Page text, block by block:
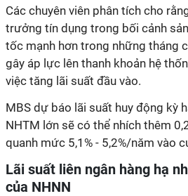
Các chuyên viên phân tích cho
trưởng tín dụng trong bối cảnh
tốc mạnh hơn trong những tháng
gây áp lực lên thanh khoản hệ
việc tăng lãi suất đầu vào.
MBS dự báo lãi suất huy động kỳ
NHTM lớn sẽ có thể nhích thêm
quanh mức 5,1% - 5,2%/năm vào
Lãi suất liên ngân hàng hạ
của NHNN